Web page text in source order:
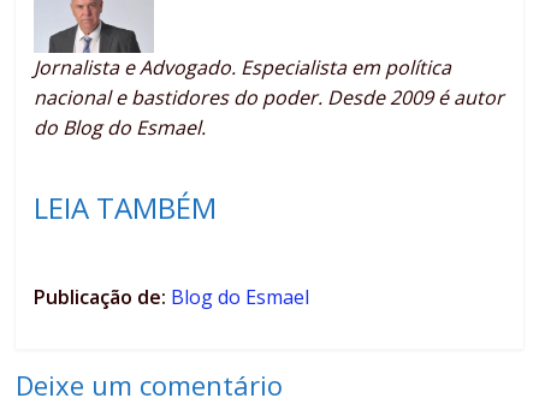
Jornalista e Advogado. Especialista em política
nacional e bastidores do poder. Desde 2009 é autor
do Blog do Esmael.
LEIA TAMBÉM
Publicação de: Blog do Esmael
Deixe um comentário